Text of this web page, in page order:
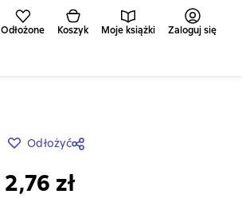
Odłożone Koszyk Moje książki Zaloguj się
Odłożyć
2,76 zł